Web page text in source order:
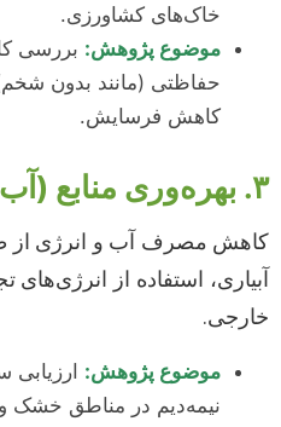
خاک‌های کشاورزی.
موضوع پژوهش: بررسی
حفاظتی (مانند بدون
کاهش فرسایش.
۳. بهره‌وری منابع (آب و انرژی)
کاهش مصرف آب و انرژی از
آبیاری، استفاده از
خارجی.
موضوع پژوهش:
نیمه‌دیم در مناطق خشک